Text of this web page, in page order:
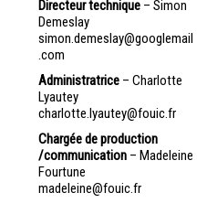
Directeur technique – Simon
Demeslay
simon.demeslay@googlemail
.com
Administratrice – Charlotte
Lyautey
charlotte.lyautey@fouic.fr
Chargée de production
/communication – Madeleine
Fourtune
madeleine@fouic.fr